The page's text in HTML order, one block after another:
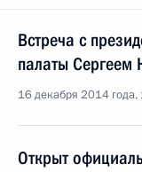
Встреча с
палаты Сергеем
16 декабря 2014 года,
Открыт